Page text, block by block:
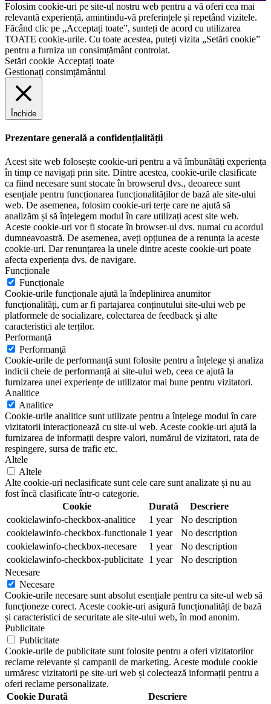
Folosim cookie-uri pe site-ul nostru web pentru a vă oferi cea mai
relevantă experiență, amintindu-vă preferințele și repetând vizitele.
Făcând clic pe „Acceptați toate”, sunteți de acord cu utilizarea
TOATE cookie-urile. Cu toate acestea, puteți vizita „Setări cookie”
pentru a furniza un consimțământ controlat.
Setări cookie Acceptați toate
Gestionați consimțământul
Închide
Prezentare generală a confidențialității
Acest site web folosește cookie-uri pentru a vă îmbunătăți experiența
în timp ce navigați prin site. Dintre acestea, cookie-urile clasificate
ca fiind necesare sunt stocate în browserul dvs., deoarece sunt
esențiale pentru funcționarea funcționalităților de bază ale site-ului
web. De asemenea, folosim cookie-uri terțe care ne ajută să
analizăm și să înțelegem modul în care utilizați acest site web.
Aceste cookie-uri vor fi stocate în browser-ul dvs. numai cu acordul
dumneavoastră. De asemenea, aveți opțiunea de a renunța la aceste
cookie-uri. Dar renunțarea la unele dintre aceste cookie-uri poate
afecta experiența dvs. de navigare.
Funcționale
Funcționale
Cookie-urile funcționale ajută la îndeplinirea anumitor
funcționalități, cum ar fi partajarea conținutului site-ului web pe
platformele de socializare, colectarea de feedback și alte
caracteristici ale terților.
Performanţă
Performanţă
Cookie-urile de performanță sunt folosite pentru a înțelege și analiza
indicii cheie de performanță ai site-ului web, ceea ce ajută la
furnizarea unei experiențe de utilizator mai bune pentru vizitatori.
Analitice
Analitice
Cookie-urile analitice sunt utilizate pentru a înțelege modul în care
vizitatorii interacționează cu site-ul web. Aceste cookie-uri ajută la
furnizarea de informații despre valori, numărul de vizitatori, rata de
respingere, sursa de trafic etc.
Altele
Altele
Alte cookie-uri neclasificate sunt cele care sunt analizate și nu au
fost încă clasificate într-o categorie.
Cookie
Durată
Descriere
cookielawinfo-checkbox-analitice
1 year
No description
cookielawinfo-checkbox-functionale 1 year
No description
cookielawinfo-checkbox-necesare
1 year
No description
cookielawinfo-checkbox-publicitate 1 year
No description
Necesare
Necesare
Cookie-urile necesare sunt absolut esențiale pentru ca site-ul web să
funcționeze corect. Aceste cookie-uri asigură funcționalități de bază
și caracteristici de securitate ale site-ului web, în mod anonim.
Publicitate
Publicitate
Cookie-urile de publicitate sunt folosite pentru a oferi vizitatorilor
reclame relevante și campanii de marketing. Aceste module cookie
urmăresc vizitatorii pe site-uri web și colectează informații pentru a
oferi reclame personalizate.
Cookie Durată Descriere